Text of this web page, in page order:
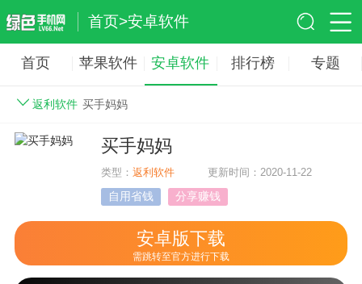
首页>安卓软件
首页 苹果软件 安卓软件 排行榜 专题
返利软件 买手妈妈
买手妈妈
类型：返利软件 更新时间：2020-11-22
自用省钱 分享赚钱
安卓版下载
需跳转至官方进行下载